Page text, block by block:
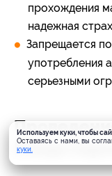
прохождения
надежная
Запрещается
употребления
серьезными
Панда
Используем куки, чтобы
Оставаясь с нами, вы
куки.